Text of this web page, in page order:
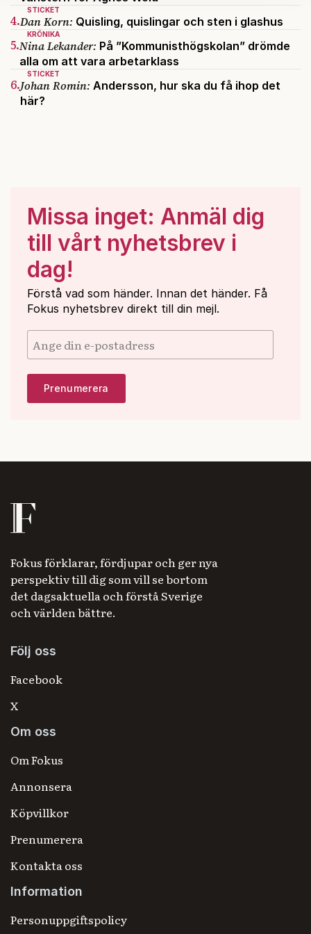
kan du göra det
STICKET
4.Dan Korn: Quisling, quislingar och sten i glashus
KRÖNIKA
5.Nina Lekander: På ”Kommunisthögskolan” drömde
alla om att vara arbetarklass
STICKET
6.Johan Romin: Andersson, hur ska du få ihop det
här?
Missa inget: Anmäl dig
till vårt nyhetsbrev i
dag!
Förstå vad som händer. Innan det händer. Få
Fokus nyhetsbrev direkt till din mejl.
Fokus förklarar, fördjupar och ger nya
perspektiv till dig som vill se bortom
det dagsaktuella och förstå Sverige
och världen bättre.
Följ oss
Facebook
X
Om oss
Om Fokus
Annonsera
Köpvillkor
Prenumerera
Kontakta oss
Information
Personuppgiftspolicy